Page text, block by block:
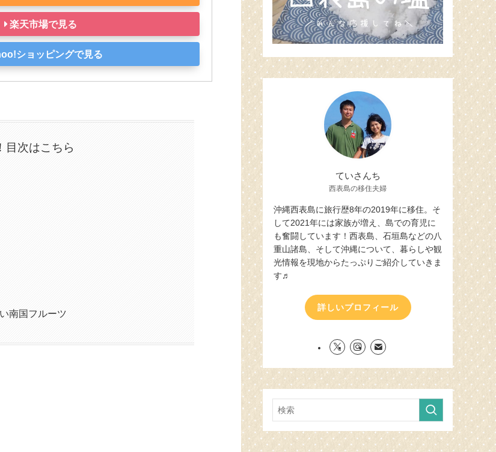
楽天市場で見る
ショッピングで見る
目次はこちら
南国フルーツ
ていさんち
西表島の移住夫婦
沖縄西表島に旅行歴8年の2019年に移住。そ
して2021年には家族が増え、島での育児に
も奮闘しています！西表島、石垣島などの八
重山諸島、そして沖縄について、暮らしや観
光情報を現地からたっぷりご紹介していきま
す♬
詳しいプロフィール